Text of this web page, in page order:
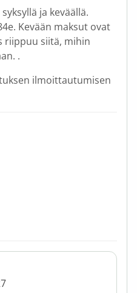
ja keväällä.
Kevään maksut ovat
riippuu siitä, mihin
.
ilmoittautumisen